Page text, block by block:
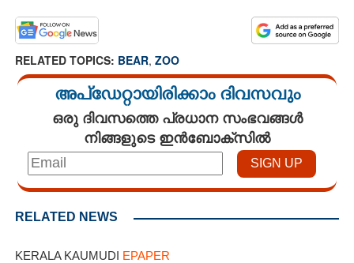
RELATED TOPICS: BEAR, ZOO
അപ്ഡേറ്റായിരിക്കാം ദിവസവും
ഒരു ദിവസത്തെ പ്രധാന സംഭവങ്ങൾ
നിങ്ങളുടെ ഇൻബോക്സിൽ
RELATED NEWS
KERALA KAUMUDI EPAPER